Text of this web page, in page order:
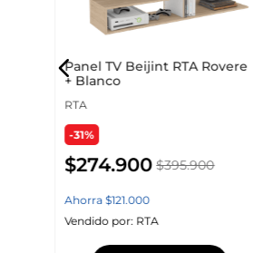
Panel TV Beijint RTA Rovere
+ Blanco
RTA
-31%
$274.900 $395.900
Ahorra$121.000
Vendido por: RTA